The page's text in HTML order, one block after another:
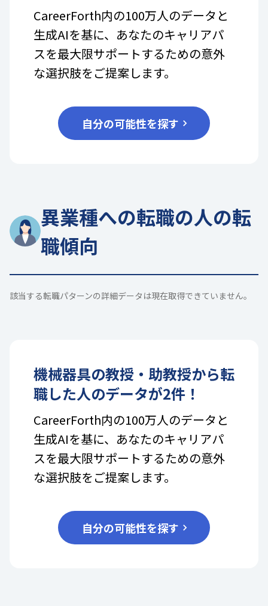
CareerForth内の100万人のデータと
生成AIを基に、あなたのキャリアパ
スを最大限サポートするための意外
な選択肢をご提案します。
自分の可能性を探す
異業種への転職の人の転
職傾向
該当する転職パターンの詳細データは現在取得できていません。
機械器具の教授・助教授から転
職した人のデータが2件！
CareerForth内の100万人のデータと
生成AIを基に、あなたのキャリアパ
スを最大限サポートするための意外
な選択肢をご提案します。
自分の可能性を探す